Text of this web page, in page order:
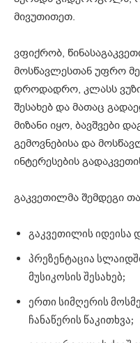
მივუთითეთ.
ვფიქრობ,
მოსწავლესთან უფრო
დროდადრო, კლასს
შესახებ და მათაც
მიზანი იყო, ბავშვები
გემოვნებისა და
ინტერესების
გაკვეთილმა შემდეგი
გაკვეთილის იდეისა
პრეზენტაცია
მუსიკოსის შესახებ;
ერთი სიმღერის
ჩანაწერის წაკითხვა;